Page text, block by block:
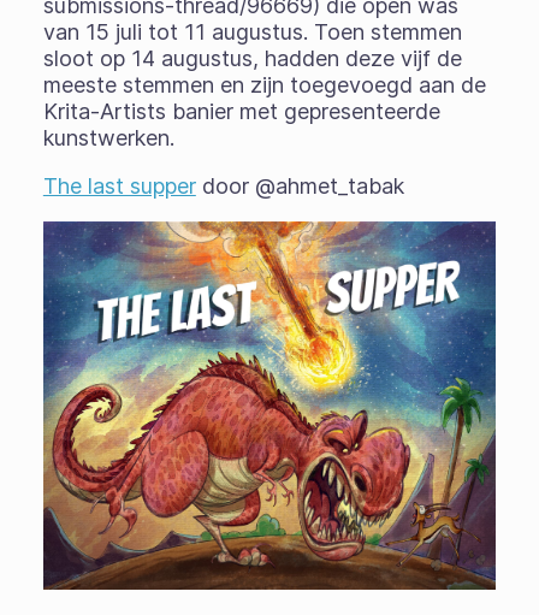
submissions-thread/96669) die open was
van 15 juli tot 11 augustus. Toen stemmen
sloot op 14 augustus, hadden deze vijf de
meeste stemmen en zijn toegevoegd aan de
Krita-Artists banier met gepresenteerde
kunstwerken.
The last supperdoor @ahmet_tabak